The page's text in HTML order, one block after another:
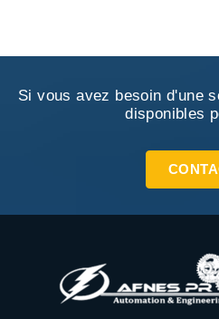
Si vous avez besoin d'une
disponibles